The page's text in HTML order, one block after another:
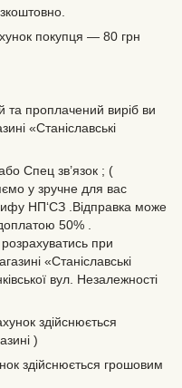
покупця — 80 грн
та проплачений виріб ви
«Станіславські
Спец зв’язок ; (
у зручне для вас
НП‘СЗ .Відправка може
50% .
при
«Станіславські
вул. Незалежності
здійснюється
)
здійснюється грошовим